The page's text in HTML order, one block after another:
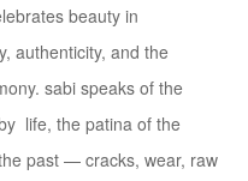
beauty in
authenticity, and the
sabi speaks of the
life, the patina of the
past — cracks, wear, raw